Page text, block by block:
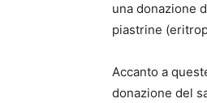
una donazione
piastrine
Accanto a
donazione del